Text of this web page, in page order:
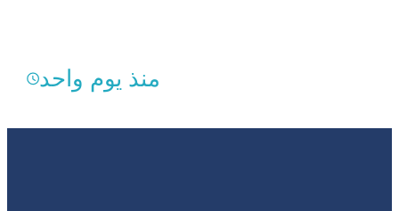
منذ يوم واحد